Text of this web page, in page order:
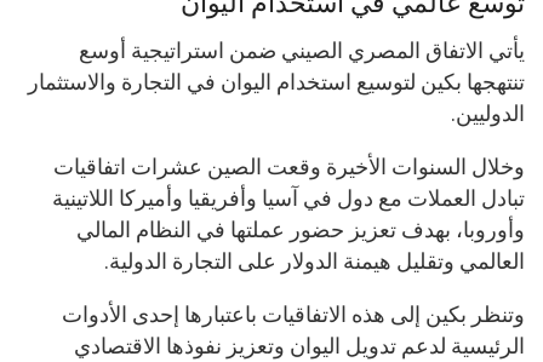
يأتي الاتفاق المصري الصيني ضمن استراتيجية أوسع
تنتهجها بكين لتوسيع استخدام اليوان في التجارة والاستثمار
الدوليين.
وخلال السنوات الأخيرة وقعت الصين عشرات اتفاقيات
تبادل العملات مع دول في آسيا وأفريقيا وأميركا اللاتينية
وأوروبا، بهدف تعزيز حضور عملتها في النظام المالي
العالمي وتقليل هيمنة الدولار على التجارة الدولية.
وتنظر بكين إلى هذه الاتفاقيات باعتبارها إحدى الأدوات
الرئيسية لدعم تدويل اليوان وتعزيز نفوذها الاقتصادي